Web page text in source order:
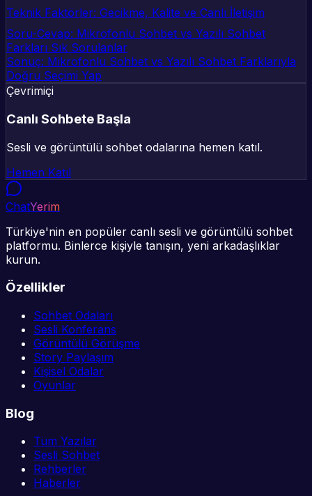
Teknik Faktörler: Gecikme, Kalite ve Canlı İletişim
Soru-Cevap: Mikrofonlu Sohbet vs Yazılı Sohbet
Farkları Sık Sorulanlar
Sonuç: Mikrofonlu Sohbet vs Yazılı Sohbet Farklarıyla
Doğru Seçimi Yap
Çevrimiçi
Canlı Sohbete Başla
Sesli ve görüntülü sohbet odalarına hemen katıl.
Hemen Katıl
ChatYerim
Türkiye'nin en popüler canlı sesli ve görüntülü sohbet
platformu. Binlerce kişiyle tanışın, yeni arkadaşlıklar
kurun.
Özellikler
Sohbet Odaları
Sesli Konferans
Görüntülü Görüşme
Story Paylaşım
Kişisel Odalar
Oyunlar
Blog
Tüm Yazılar
Sesli Sohbet
Rehberler
Haberler